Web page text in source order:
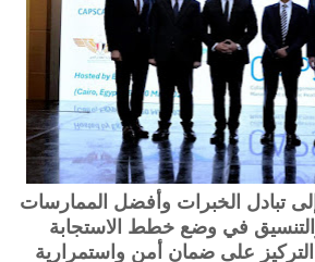
تبادل الخبرات وأفضل الممارسات
في وضع خطط الاستجابة
على ضمان أمن واستمرارية